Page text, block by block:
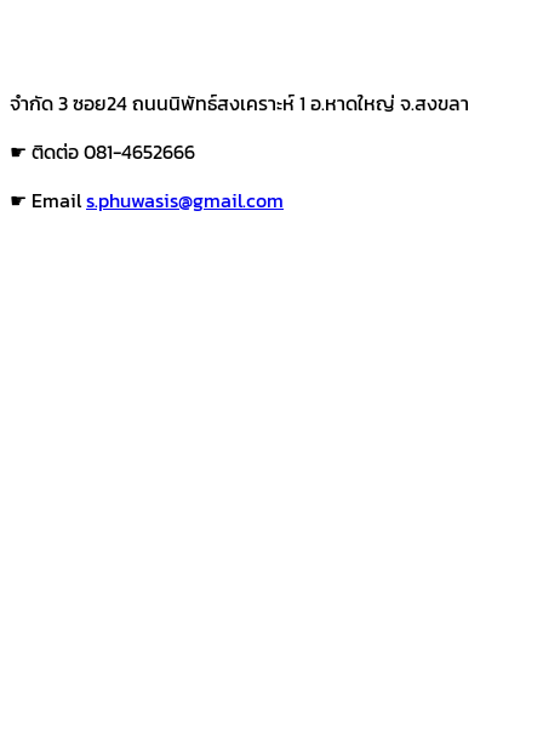
จำกัด 3 ซอย24 ถนนนิพัทธ์สงเคราะห์ 1 อ.หาดใหญ่ จ.สงขลา
☛ ติดต่อ 081-4652666
☛ Emails.phuwasis@gmail.com